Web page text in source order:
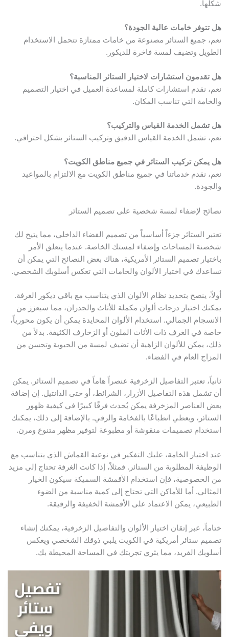
تتوفر خامات عالية الجودة؟
جميع الستائر مصنوعة من خامات ممتازة تتحمل الاستخدام
وتضيف لمسة فاخرة للديكور.
تقدمون استشارات لاختيار الستائر المناسبة؟
نقدم استشارات كاملة لمساعدة العميل في اختيار التصميم
التي تناسب المكان.
تشمل الخدمة القياس والتركيب؟
تشمل الخدمة القياس الدقيق وتركيب الستائر بشكل احترافي.
يمكن تركيب الستائر في جميع مناطق الكويت؟
نقدم خدماتنا في جميع مناطق الكويت مع الالتزام بالمواعيد
لإضفاء لمسة شخصية على تصميم الستائر
الستائر جزءاً أساسياً من تصميم الفضاء الداخلي، مما يتيح لك
المساحات وإضفاء لمستك الخاصة. عندما يتعلق الأمر
تصميم الستائر الأمريكية، هناك بعض النصائح التي يمكن أن
في اختيار الألوان والخامات التي تعكس أسلوبك الشخصي.
ينصح بتحديد نظام الألوان الذي يتناسب مع باقي ديكور الغرفة.
اختيار درجات ألوان مكملة للأثاث والجدران، مما سيعزز من
الجمالي. استخدام الألوان المحايدة يمكن أن يكون محورياً،
في الغرف ذات الأثاث الملون أو الزخارف الكثيفة. بدلاً من
يمكن للألوان الزاهية أن تضيف لمسة من الحيوية وتحسن من
العام في الفضاء.
تعتبر التفاصيل الزخرفية عنصراً هاماً في تصميم الستائر. يمكن
تشمل هذه التفاصيل الأزرار، الشرائط، أو حتى الدانتيل. إن إضافة
العناصر المزخرفة يمكن يُحدث فرقًا كبيرًا في كيفية ظهور
ويعطي انطباعًا بالفخامة والرقي. بالإضافة إلى ذلك، يمكنك
تصميمات منقوشة أو مطبوعة لتوفير مظهر متنوع ومرن.
اختيار الخامة، عليك التفكير في نوعية القماش الذي يتناسب مع
المطلوبة من الستائر. فمثلاً، إذا كانت الغرفة تحتاج إلى مزيد
الخصوصية، فإن استخدام الأقمشة السميكة سيكون الخيار
أما للأماكن التي تحتاج إلى كمية مناسبة من الضوء
يمكن الاعتماد على الأقمشة الخفيفة والرقيقة.
عبر إتقان اختيار الألوان والتفاصيل الزخرفية، يمكنك إنشاء
ستائر أمريكية في الكويت يلبي ذوقك الشخصي ويعكس
الفريد، مما يثري تجربتك في المساحة المحيطة بك.